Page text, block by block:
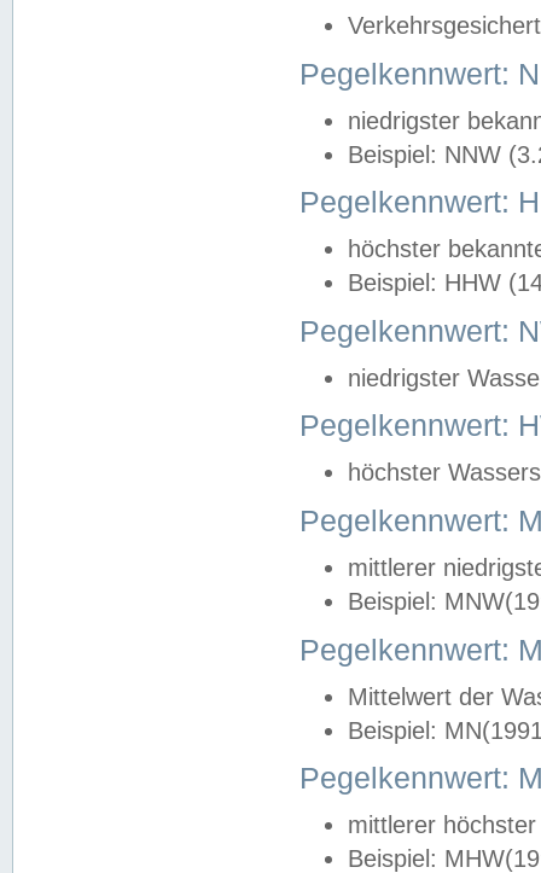
Pegelkennwert:
niedrigster
Beispiel: NNW
Pegelkennwert:
höchster
Beispiel: HHW
Pegelkennwert:
niedrigster
Pegelkennwert:
höchster
Pegelkennwert:
mittlerer
Beispiel:
Pegelkennwert:
Mittelwert der
Beispiel:
Pegelkennwert:
mittlerer
Beispiel: